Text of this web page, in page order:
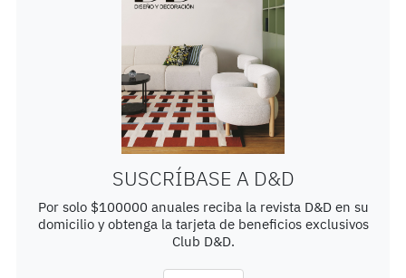
SUSCRÍBASE A D&D
Por solo $100000 anuales reciba la revista D&D en su
domicilio y obtenga la tarjeta de beneficios exclusivos
Club D&D.